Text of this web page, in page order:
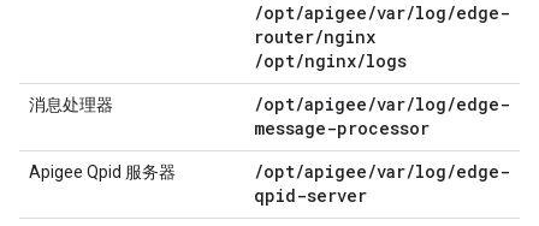
/opt/apigee/var/log/edge-
router/nginx
/opt/nginx/logs
消息处理器 /opt/apigee/var/log/edge-
message-processor
Apigee Qpid 服务器 /opt/apigee/var/log/edge-
qpid-server